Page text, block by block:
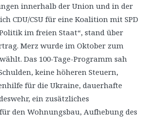
innerhalb der Union und in der
CDU/CSU für eine Koalition mit SPD
Politik im freien Staat“, stand über
Merz wurde im Oktober zum
Das 100-Tage-Programm sah
keine höheren Steuern,
für die Ukraine, dauerhafte
ein zusätzliches
den Wohnungsbau, Aufhebung des